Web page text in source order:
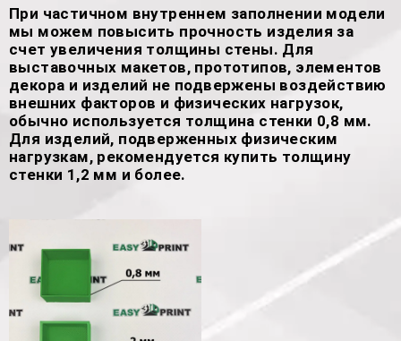
При частичном внутреннем заполнении модели
мы можем повысить прочность изделия за
счет увеличения толщины стены. Для
выставочных макетов, прототипов, элементов
декора и изделий не подвержены воздействию
внешних факторов и физических нагрузок,
обычно используется толщина стенки 0,8 мм.
Для изделий, подверженных физическим
нагрузкам, рекомендуется купить толщину
стенки 1,2 мм и более.